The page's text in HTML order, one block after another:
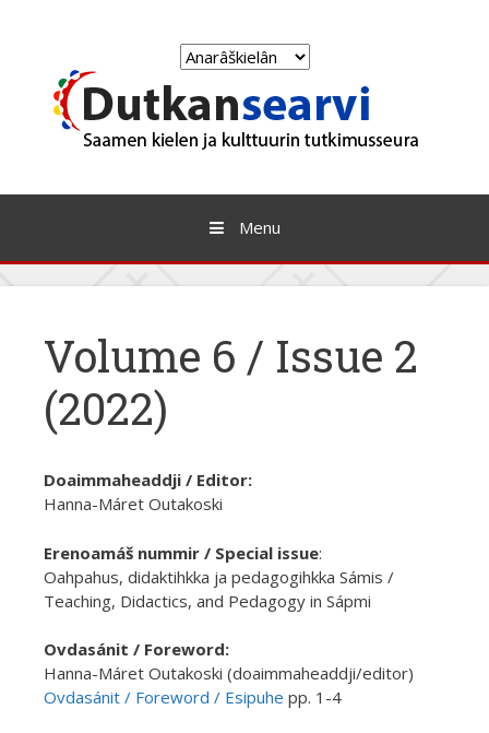
Choose
language
Menu
Volume 6 / Issue 2
(2022)
Doaimmaheaddji / Editor:
Hanna-Máret Outakoski
Erenoamáš nummir / Special issue:
Oahpahus, didaktihkka ja pedagogihkka Sámis /
Teaching, Didactics, and Pedagogy in Sápmi
Ovdasánit / Foreword:
Hanna-Máret Outakoski (doaimmaheaddji/editor)
Ovdasánit / Foreword / Esipuhe pp. 1-4